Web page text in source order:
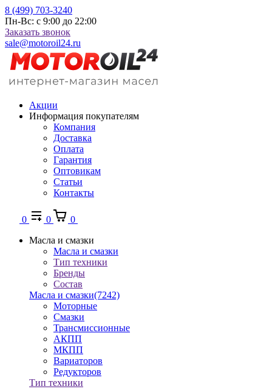
8 (499) 703-3240
Пн-Вс: с 9:00 до 22:00
Заказать звонок
sale@motoroil24.ru
Акции
Информация покупателям
Компания
Доставка
Оплата
Гарантия
Оптовикам
Статьи
Контакты
0 0
0
Масла и смазки
Масла и смазки
Тип техники
Бренды
Состав
Масла и смазки(7242)
Моторные
Смазки
Трансмиссионные
АКПП
МКПП
Вариаторов
Редукторов
Тип техники